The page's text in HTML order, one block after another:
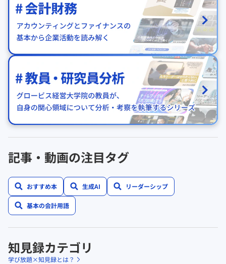
記事・動画の注目タグ
おすすめ本 生成AI リーダーシップ
基本の会計用語
知見録カテゴリ
学び放題×知見録とは？